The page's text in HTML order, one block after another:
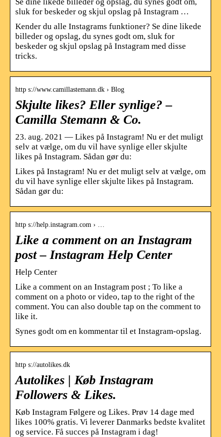
sluk for beskeder og skjul opslag på Instagram …
Kender du alle Instagrams funktioner? Se dine likede
billeder og opslag, du synes godt om, sluk for
beskeder og skjul opslag på Instagram med disse
tricks.
http s://www.camillastemann.dk › Blog
Skjulte likes? Eller synlige? –
Camilla Stemann & Co.
23. aug. 2021 — Likes på Instagram! Nu er det muligt
selv at vælge, om du vil have synlige eller skjulte
likes på Instagram. Sådan gør du:
Likes på Instagram! Nu er det muligt selv at vælge, om
du vil have synlige eller skjulte likes på Instagram.
Sådan gør du:
http s://help.instagram.com › …
Like a comment on an Instagram
post – Instagram Help Center
Help Center
Like a comment on an Instagram post ; To like a
comment on a photo or video, tap to the right of the
comment. You can also double tap on the comment to
like it.
Synes godt om en kommentar til et Instagram-opslag.
http s://autolikes.dk
Autolikes | Køb Instagram
Followers & Likes.
Køb Instagram Følgere og Likes. Prøv 14 dage med
likes 100% gratis. Vi leverer Danmarks bedste kvalitet
og service. Få succes på Instagram i dag!